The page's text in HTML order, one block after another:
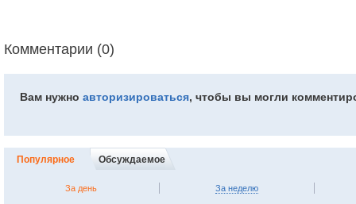
Комментарии (0)
Вам нужно авторизироваться, чтобы вы могли
Популярное Обсуждаемое
За день За неделю